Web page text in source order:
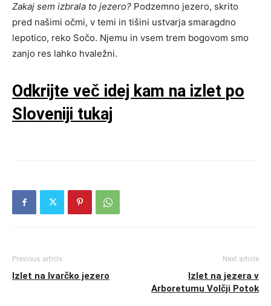
Zakaj sem izbrala to jezero? Podzemno jezero, skrito
pred našimi očmi, v temi in tišini ustvarja smaragdno
lepotico, reko Sočo. Njemu in vsem trem bogovom smo
zanjo res lahko hvaležni.
Odkrijte več idej kam na izlet po
Sloveniji tukaj
Previous article
Izlet na Ivarčko jezero
Next article
Izlet na jezera v
Arboretumu Volčji Potok